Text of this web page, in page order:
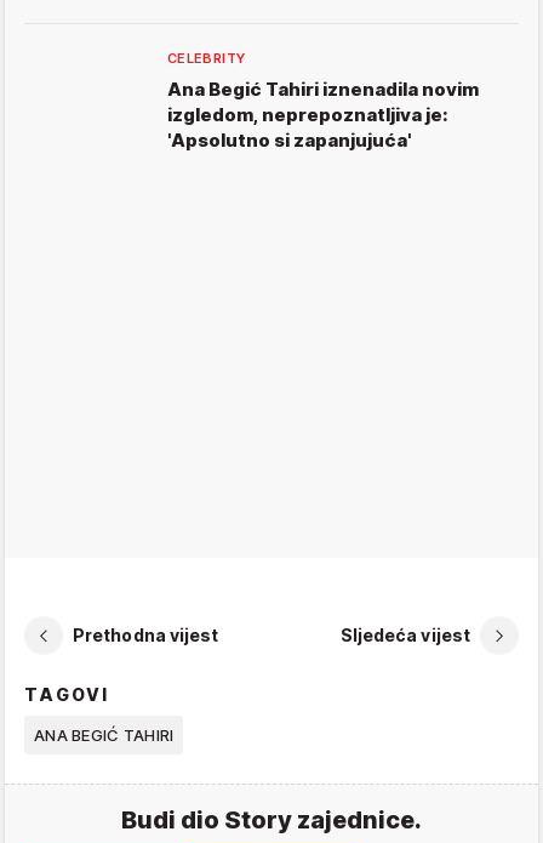
CELEBRITY
Ana Begić Tahiri iznenadila novim
izgledom, neprepoznatljiva je:
'Apsolutno si zapanjujuća'
Prethodna vijest Sljedeća vijest
TAGOVI
ANA BEGIĆ TAHIRI
Budi dio Story zajednice.